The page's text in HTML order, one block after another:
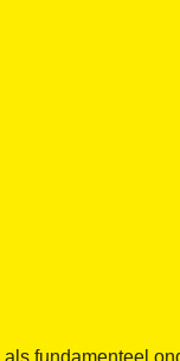
fundamenteel